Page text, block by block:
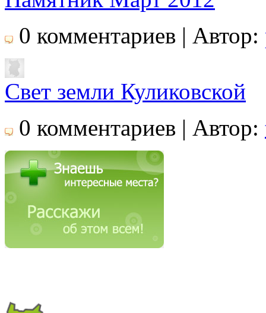
0 комментариев | Автор:
Свет земли Куликовской
0 комментариев | Автор: